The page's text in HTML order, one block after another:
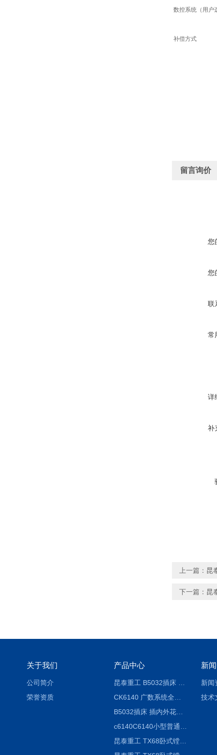
数控系统（用户
补偿方式
留言询价
您
您
联
常
详
补
上一篇： 昆
下一篇： 昆
关于我们
公司简介
荣誉资质
产品中心
B5032插床 插内外花键槽 B5020液压立式插床
昆泰重工 TX68卧式镗床 镗孔机 镗缸机
新
新闻
技术